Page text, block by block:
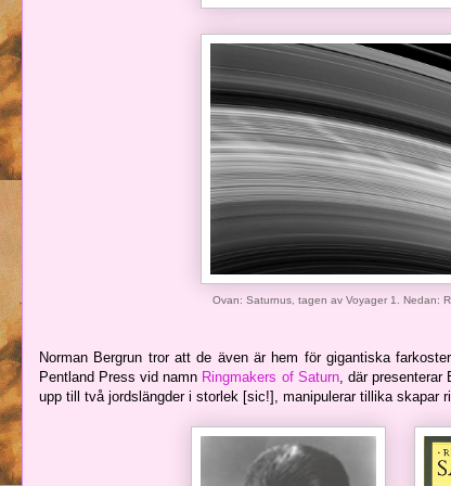
Ovan: Saturnus, tagen av Voyager 1. Nedan:
Norman Bergrun tror att de även är hem för gigantiska
Pentland Press vid namn Ringmakers of Saturn, där presenterar
upp till två jordslängder i storlek [sic!], manipulerar tillika skapar